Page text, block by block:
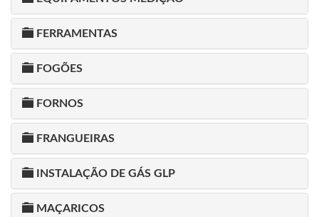
FERRAMENTAS
FOGÕES
FORNOS
FRANGUEIRAS
INSTALAÇÃO DE GÁS GLP
MAÇARICOS